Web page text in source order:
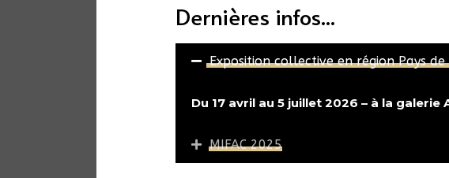
Dernières infos...
Exposition collective en région Pays
Du 17 avril au 5 juillet 2026 – à la
MIFAC 2025